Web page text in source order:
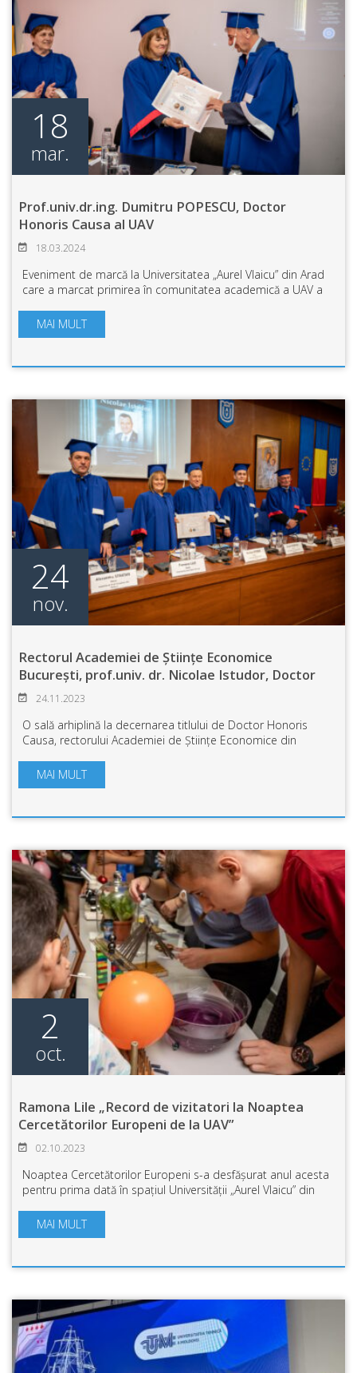
18
mar.
Prof.univ.dr.ing. Dumitru POPESCU, Doctor
Honoris Causa al UAV
18.03.2024
Eveniment de marcă la Universitatea „Aurel Vlaicu” din Arad
care a marcat primirea în comunitatea academică a UAV a
titlului de DOCTOR HONO...
MAI MULT
24
nov.
Rectorul Academiei de Științe Economice
București, prof.univ. dr. Nicolae Istudor, Doctor
Honoris Causa al UA
24.11.2023
O sală arhiplină la decernarea titlului de Doctor Honoris
Causa, rectorului Academiei de Științe Economice din
marcantă a învățământului superi...
MAI MULT
2
oct.
Ramona Lile „Record de vizitatori la Noaptea
Cercetătorilor Europeni de la UAV”
02.10.2023
Noaptea Cercetătorilor Europeni s-a desfășurat anul acesta
pentru prima dată în spațiul Universității „Aurel Vlaicu” din
au fost prezenți l...
MAI MULT